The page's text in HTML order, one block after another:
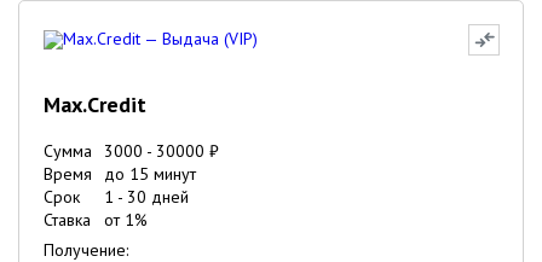
Max.Credit
Сумма 3000 - 30000 ₽
Время
до 15 минут
Срок
1 - 30 дней
Ставка
от 1%
Получение: